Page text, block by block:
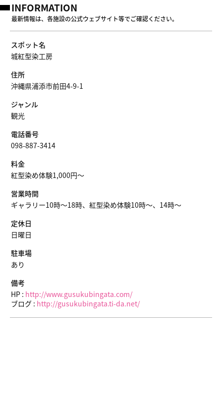
INFORMATION
最新情報は、各施設の公式ウェブサイト等でご確認ください。
スポット名
城紅型染工房
住所
沖縄県浦添市前田4-9-1
ジャンル
観光
電話番号
098-887-3414
料金
紅型染め体験1,000円～
営業時間
ギャラリー10時～18時、紅型染め体験10時～、14時～
定休日
日曜日
駐車場
あり
備考
HP : http://www.gusukubingata.com/
ブログ : http://gusukubingata.ti-da.net/